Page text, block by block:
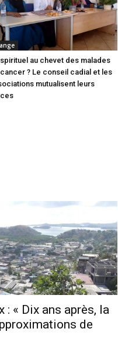
au chevet des malades
? Le conseil cadial et les
mutualisent leurs
: « Dix ans après, la
de